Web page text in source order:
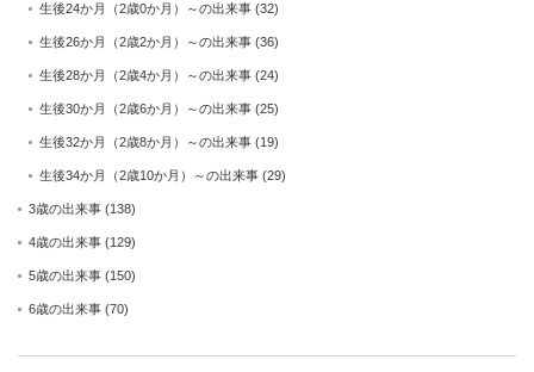
生後24か月（2歳0か月）～の出来事 (32)
生後26か月（2歳2か月）～の出来事 (36)
生後28か月（2歳4か月）～の出来事 (24)
生後30か月（2歳6か月）～の出来事 (25)
生後32か月（2歳8か月）～の出来事 (19)
生後34か月（2歳10か月）～の出来事 (29)
3歳の出来事 (138)
4歳の出来事 (129)
5歳の出来事 (150)
6歳の出来事 (70)